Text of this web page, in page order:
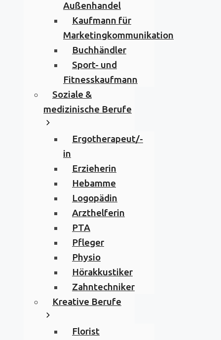
Außenhandel
Kaufmann für
Marketingkommunikation
Buchhändler
Sport- und
Fitnesskaufmann
Soziale &
medizinische Berufe
Ergotherapeut/-
in
Erzieherin
Hebamme
Logopädin
Arzthelferin
PTA
Pfleger
Physio
Hörakkustiker
Zahntechniker
Kreative Berufe
Florist